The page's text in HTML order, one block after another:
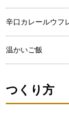
辛口カレールウフ
温かいご飯
つくり方